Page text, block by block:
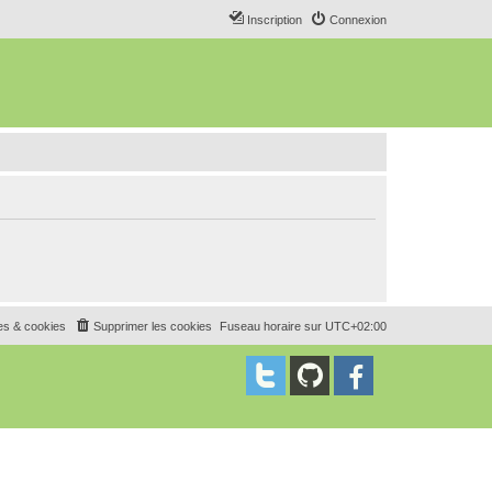
Connexion
Inscription
Fuseau horaire sur UTC+02:00
Supprimer les cookies
& cookies